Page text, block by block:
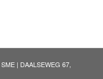
SME| DAALSEWEG 67,